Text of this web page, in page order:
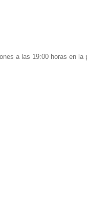
a las 19:00 horas en la